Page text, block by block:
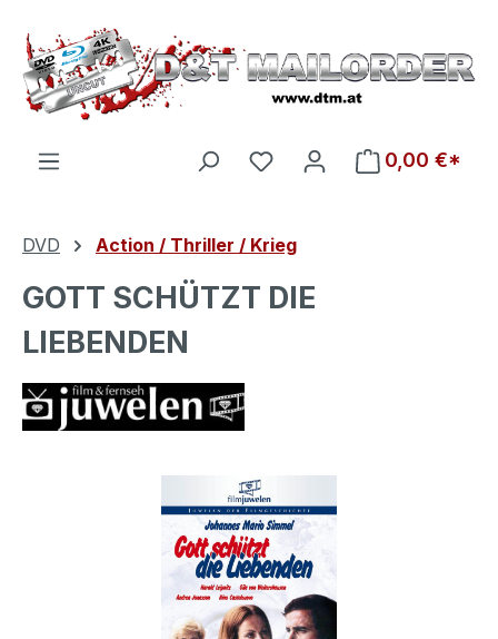
Zum Hauptinhalt springen
Du hast 0 Produkte auf
0,00 €*
DVD Action / Thriller / Krieg
GOTT SCHÜTZT DIE
LIEBENDEN
Bildergalerie überspringen